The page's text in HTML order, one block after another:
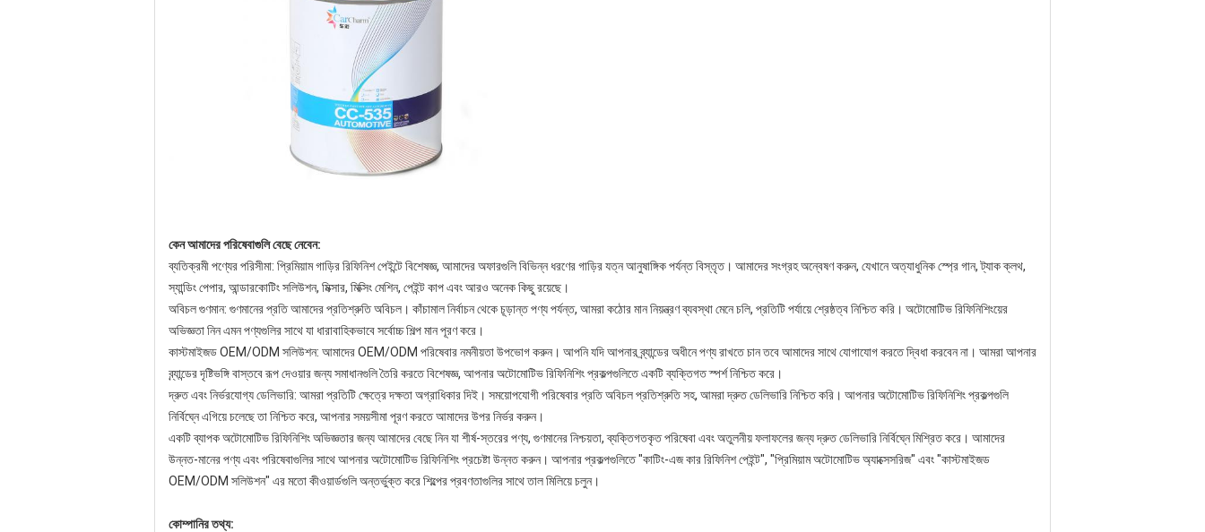
কেন আমাদের পরিষেবাগুলি বেছে নেবেন:
ব্যতিক্রমী পণ্যের পরিসীমা: প্রিমিয়াম গাড়ির রিফিনিশ পেইন্টে বিশেষজ্ঞ, আমাদের অফারগুলি বিভিন্ন ধরণের গাড়ির যত্ন আনুষাঙ্গিক পর্যন্ত বিস্তৃত। আমাদের সংগ্রহ অন্বেষণ করুন, যেখানে অত্যাধুনিক স্প্রে গান, ট্যাক ক্লথ,
স্যান্ডিং পেপার, আন্ডারকোটিং সলিউশন, মিক্সার, মিক্সিং মেশিন, পেইন্ট কাপ এবং আরও অনেক কিছু রয়েছে।
অবিচল গুণমান: গুণমানের প্রতি আমাদের প্রতিশ্রুতি অবিচল। কাঁচামাল নির্বাচন থেকে চূড়ান্ত পণ্য পর্যন্ত, আমরা কঠোর মান নিয়ন্ত্রণ ব্যবস্থা মেনে চলি, প্রতিটি পর্যায়ে শ্রেষ্ঠত্ব নিশ্চিত করি। অটোমোটিভ রিফিনিশিংয়ের
অভিজ্ঞতা নিন এমন পণ্যগুলির সাথে যা ধারাবাহিকভাবে সর্বোচ্চ শিল্প মান পূরণ করে।
কাস্টমাইজড OEM/ODM সলিউশন: আমাদের OEM/ODM পরিষেবার নমনীয়তা উপভোগ করুন। আপনি যদি আপনার ব্র্যান্ডের অধীনে পণ্য রাখতে চান তবে আমাদের সাথে যোগাযোগ করতে দ্বিধা করবেন না। আমরা আপনার
ব্র্যান্ডের দৃষ্টিভঙ্গি বাস্তবে রূপ দেওয়ার জন্য সমাধানগুলি তৈরি করতে বিশেষজ্ঞ, আপনার অটোমোটিভ রিফিনিশিং প্রকল্পগুলিতে একটি ব্যক্তিগত স্পর্শ নিশ্চিত করে।
দ্রুত এবং নির্ভরযোগ্য ডেলিভারি: আমরা প্রতিটি ক্ষেত্রে দক্ষতা অগ্রাধিকার দিই। সময়োপযোগী পরিষেবার প্রতি অবিচল প্রতিশ্রুতি সহ, আমরা দ্রুত ডেলিভারি নিশ্চিত করি। আপনার অটোমোটিভ রিফিনিশিং প্রকল্পগুলি
নির্বিঘ্নে এগিয়ে চলেছে তা নিশ্চিত করে, আপনার সময়সীমা পূরণ করতে আমাদের উপর নির্ভর করুন।
একটি ব্যাপক অটোমোটিভ রিফিনিশিং অভিজ্ঞতার জন্য আমাদের বেছে নিন যা শীর্ষ-স্তরের পণ্য, গুণমানের নিশ্চয়তা, ব্যক্তিগতকৃত পরিষেবা এবং অতুলনীয় ফলাফলের জন্য দ্রুত ডেলিভারি নির্বিঘ্নে মিশ্রিত করে। আমাদের
উন্নত-মানের পণ্য এবং পরিষেবাগুলির সাথে আপনার অটোমোটিভ রিফিনিশিং প্রচেষ্টা উন্নত করুন। আপনার প্রকল্পগুলিতে "কাটিং-এজ কার রিফিনিশ পেইন্ট", "প্রিমিয়াম অটোমোটিভ অ্যাক্সেসরিজ" এবং "কাস্টমাইজড
OEM/ODM সলিউশন" এর মতো কীওয়ার্ডগুলি অন্তর্ভুক্ত করে শিল্পের প্রবণতাগুলির সাথে তাল মিলিয়ে চলুন।
কোম্পানির তথ্য: